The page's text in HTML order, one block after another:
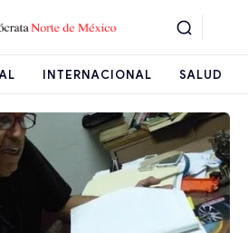
INTERNACIONAL SALUD